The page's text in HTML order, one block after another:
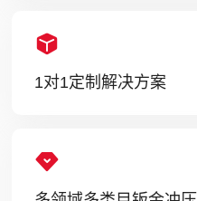
1对1定制解决方案